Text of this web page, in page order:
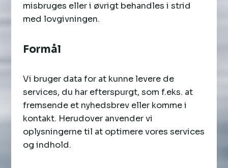
misbruges eller i øvrigt behandles i strid
med lovgivningen.
Formål
Vi bruger data for at kunne levere de
services, du har efterspurgt, som f.eks. at
fremsende et nyhedsbrev eller komme i
kontakt. Herudover anvender vi
oplysningerne til at optimere vores services
og indhold.